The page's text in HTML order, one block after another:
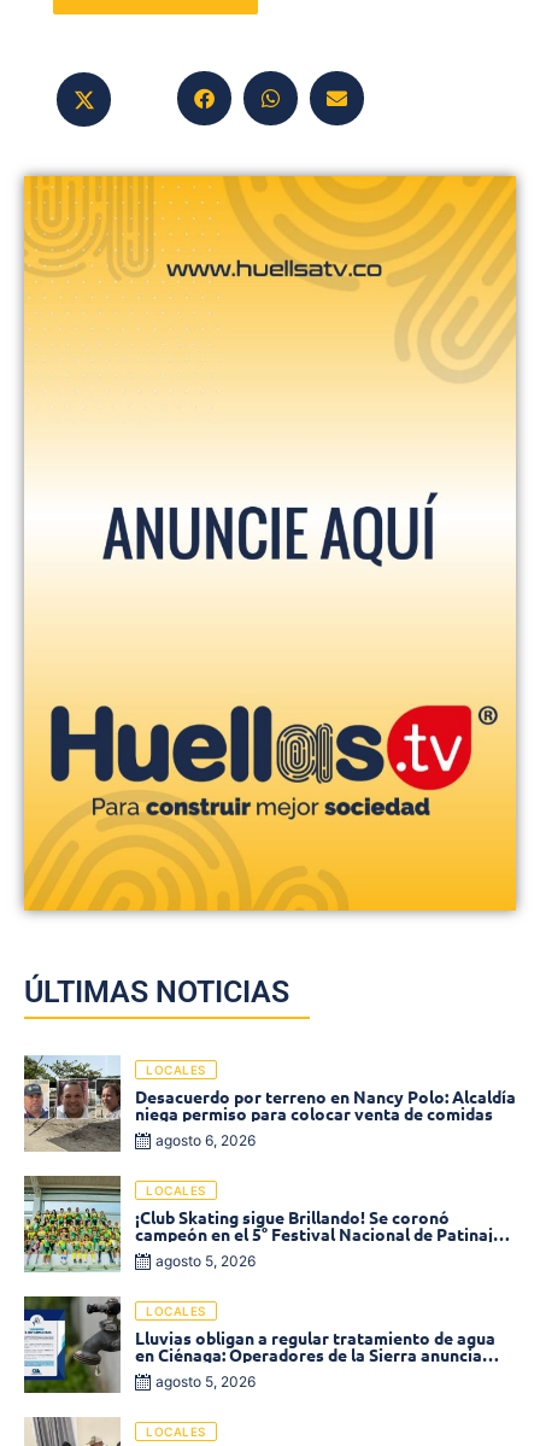
ÚLTIMAS NOTICIAS
LOCALES
Desacuerdo por terreno en Nancy Polo: Alcaldía
niega permiso para colocar venta de comidas
agosto 6, 2026
LOCALES
¡Club Skating sigue Brillando! Se coronó
campeón en el 5° Festival Nacional de Patinaje
«Soledad sobre Ruedas»
agosto 5, 2026
LOCALES
Lluvias obligan a regular tratamiento de agua
en Ciénaga: Operadores de la Sierra anuncia
baja presión en varios sectores
agosto 5, 2026
LOCALES